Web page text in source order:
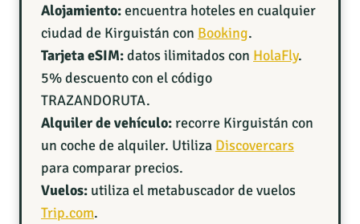
Alojamiento:encuentra hoteles en cualquier
ciudad de Kirguistán con Booking.
Tarjeta eSIM:datos ilimitados con HolaFly.
5% descuento con el código
TRAZANDORUTA.
Alquiler de vehículo: recorre Kirguistán con
un coche de alquiler. Utiliza Discovercars
para comparar precios.
Vuelos: utiliza el metabuscador de vuelos
Trip.com.